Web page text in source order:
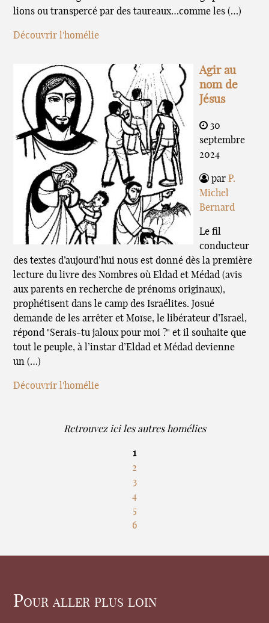
lions ou transpercé par des taureaux…comme les (…)
Découvrir l'homélie
Agir au
nom de
Jésus
30
septembre
2024
parP.
Michel
Bernard
Le fil
conducteur
des textes d’aujourd’hui nous est donné dès la première
lecture du livre des Nombres où Eldad et Médad (avis
aux parents en recherche de prénoms originaux),
prophétisent dans le camp des Israélites. Josué
demande de les arrêter et Moïse, le libérateur d’Israël,
répond "Serais-tu jaloux pour moi ?" et il souhaite que
tout le peuple, à l’instar d’Eldad et Médad devienne
un (…)
Découvrir l'homélie
Retrouvez ici les autres homélies
1
2
3
4
5
6
Pour aller plus loin